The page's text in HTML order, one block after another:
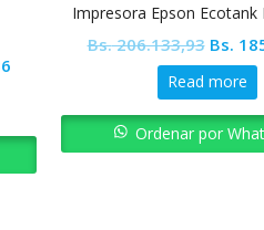
Current
Bs. 125.226,36.
Impresora Epson Ecotank
Bs.206.133,93
price
was:
Bs.
Bs.
Read more
Ordenar por